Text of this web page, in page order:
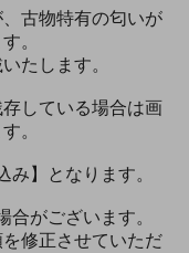
古物特有の匂いが
。
たします。
している場合は画
。
み】となります。
がございます。
修正させていただ